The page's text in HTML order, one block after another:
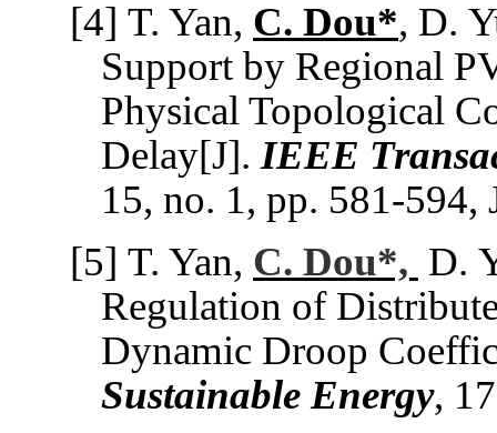
[4] T. Yan, C. Dou*, D.
Support by Regional
Physical Topological
Delay[J]. IEEE
15, no. 1, pp. 581-594,
[5] T. Yan, C. Dou*, D.
Regulation of
Dynamic Droop
Sustainable Energy,